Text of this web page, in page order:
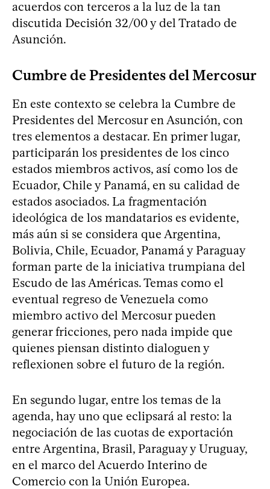
acuerdos con terceros a la luz de la tan
discutida Decisión 32/00 y del Tratado de
Asunción.
Cumbre de Presidentes del Mercosur
En este contexto se celebra la Cumbre de
Presidentes del Mercosur en Asunción, con
tres elementos a destacar. En primer lugar,
participarán los presidentes de los cinco
estados miembros activos, así como los de
Ecuador, Chile y Panamá, en su calidad de
estados asociados. La fragmentación
ideológica de los mandatarios es evidente,
más aún si se considera que Argentina,
Bolivia, Chile, Ecuador, Panamá y Paraguay
forman parte de la iniciativa trumpiana del
Escudo de las Américas. Temas como el
eventual regreso de Venezuela como
miembro activo del Mercosur pueden
generar fricciones, pero nada impide que
quienes piensan distinto dialoguen y
reflexionen sobre el futuro de la región.
En segundo lugar, entre los temas de la
agenda, hay uno que eclipsará al resto: la
negociación de las cuotas de exportación
entre Argentina, Brasil, Paraguay y Uruguay,
en el marco del Acuerdo Interino de
Comercio con la Unión Europea.